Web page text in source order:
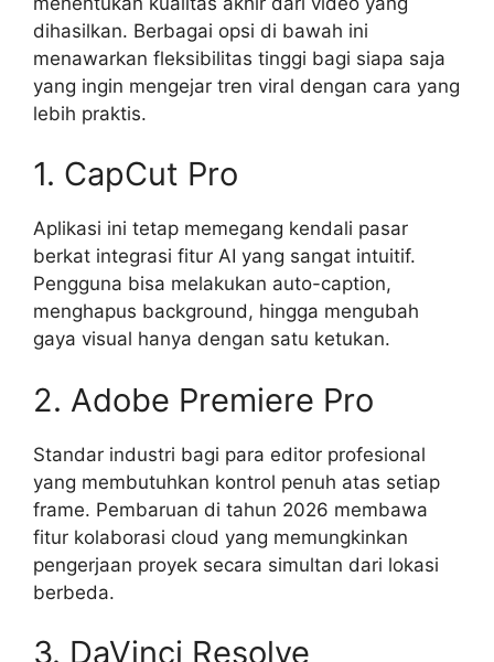
dihasilkan. Berbagai opsi di bawah ini
menawarkan fleksibilitas tinggi bagi siapa saja
yang ingin mengejar tren viral dengan cara yang
lebih praktis.
1. CapCut Pro
Aplikasi ini tetap memegang kendali pasar
berkat integrasi fitur AI yang sangat intuitif.
Pengguna bisa melakukan auto-caption,
menghapus background, hingga mengubah
gaya visual hanya dengan satu ketukan.
2. Adobe Premiere Pro
Standar industri bagi para editor profesional
yang membutuhkan kontrol penuh atas setiap
frame. Pembaruan di tahun 2026 membawa
fitur kolaborasi cloud yang memungkinkan
pengerjaan proyek secara simultan dari lokasi
berbeda.
3. DaVinci Resolve